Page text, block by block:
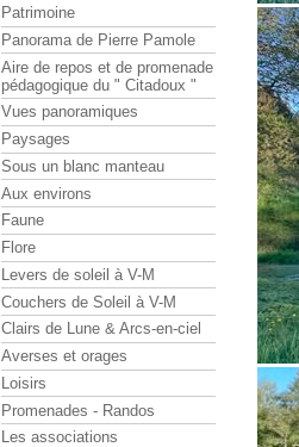
Patrimoine
Panorama de Pierre Pamole
Aire de repos et de promenade
pédagogique du " Citadoux "
Vues panoramiques
Paysages
Sous un blanc manteau
Aux environs
Faune
Flore
Levers de soleil à V-M
Couchers de Soleil à V-M
Clairs de Lune & Arcs-en-ciel
Averses et orages
Loisirs
Promenades - Randos
Les associations